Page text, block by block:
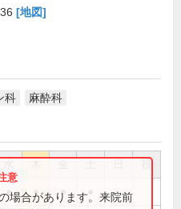
[地図]
科 麻酔科
祝
● ● ●
場合があります。来院前